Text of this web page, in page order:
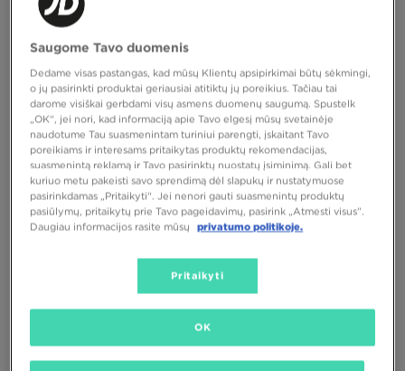
NIKE AIR FORCE 1 '07 LE
120,00 € 120,00 €
NIKE AIR FORCE 1 '07 LV8 NIKE P-6000
Saugome Tavo duomenis
Dedame visas pastangas, kad mūsų Klientų apsipirkimai būtų sėkmingi,
o jų pasirinkti produktai geriausiai atitiktų jų poreikius. Tačiau tai
darome visiškai gerbdami visų asmens duomenų saugumą. Spustelk
„OK“, jei nori, kad informaciją apie Tavo elgesį mūsų svetainėje
naudotume Tau suasmenintam turiniui parengti, įskaitant Tavo
poreikiams ir interesams pritaikytas produktų rekomendacijas,
suasmenintą reklamą ir Tavo pasirinktų nuostatų įsiminimą. Gali bet
kuriuo metu pakeisti savo sprendimą dėl slapukų ir nustatymuose
pasirinkdamas „Pritaikyti“. Jei nenori gauti suasmenintų produktų
pasiūlymų, pritaikytų prie Tavo pageidavimų, pasirink „Atmesti visus”.
Daugiau informacijos rasite mūsų
privatumo politikoje.
Pritaikyti
OK